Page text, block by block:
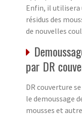
Enfin, il utilisera
résidus des
de nouvelles
par DR
DR couverture
le demoussage
mousses et